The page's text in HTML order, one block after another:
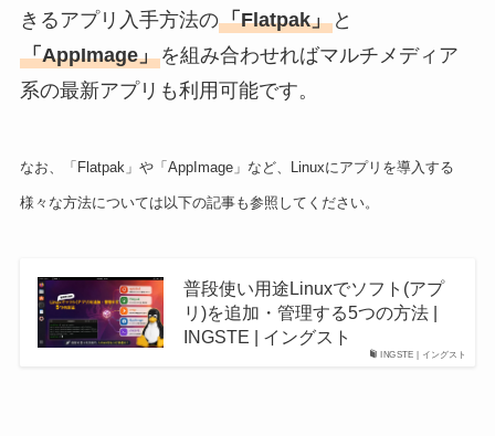
きるアプリ入手方法の「Flatpak」と
「AppImage」を組み合わせればマルチメディア
系の最新アプリも利用可能です。
なお、「Flatpak」や「AppImage」など、Linuxにアプリを導入する
様々な方法については以下の記事も参照してください。
INGSTE | イングスト
普段使い用途Linuxでソフト(アプ
リ)を追加・管理する5つの方法 |
INGSTE | イングスト